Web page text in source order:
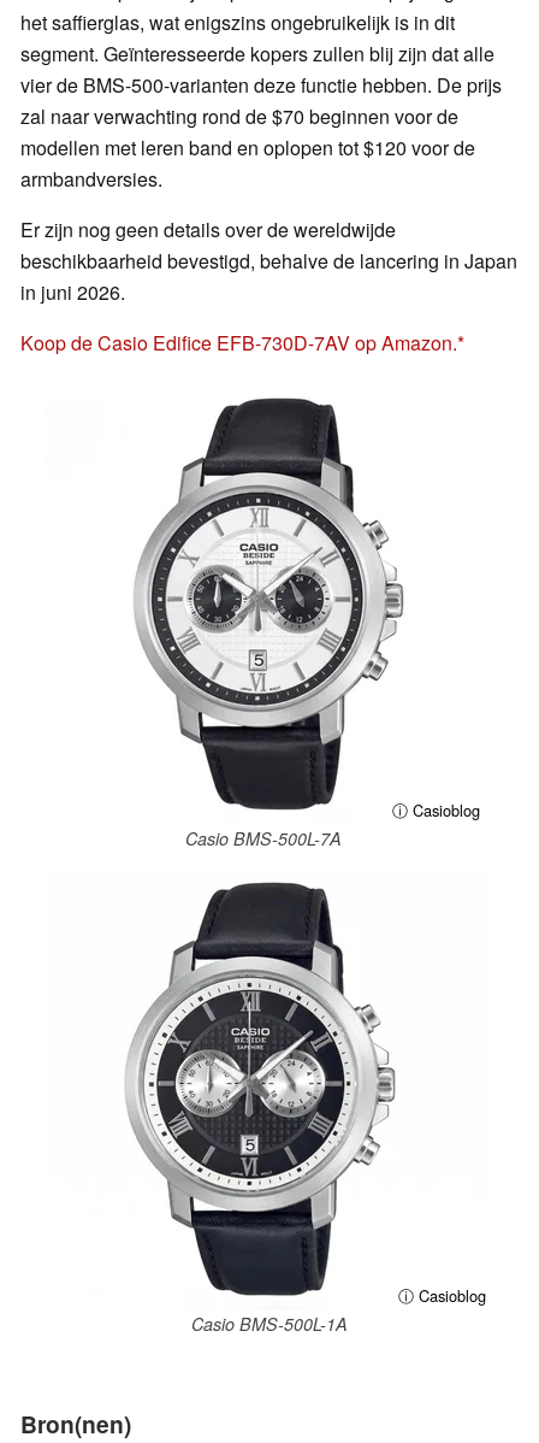
het saffierglas, wat enigszins ongebruikelijk is in dit
segment. Geïnteresseerde kopers zullen blij zijn dat alle
vier de BMS-500-varianten deze functie hebben. De prijs
zal naar verwachting rond de $70 beginnen voor de
modellen met leren band en oplopen tot $120 voor de
armbandversies.
Er zijn nog geen details over de wereldwijde
beschikbaarheid bevestigd, behalve de lancering in Japan
in juni 2026.
Koop de Casio Edifice EFB-730D-7AV op Amazon.
ⓘ Casioblog
Casio BMS-500L-7A
ⓘ Casioblog
Casio BMS-500L-1A
Bron(nen)